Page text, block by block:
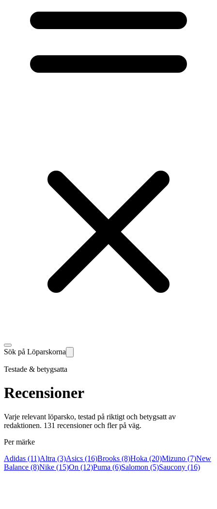
Sök på Löparskorna
Testade & betygsatta
Recensioner
Varje relevant löparsko, testad på riktigt och betygsatt av
redaktionen. 131 recensioner och fler på väg.
Per märke
Adidas (11)Altra (3)Asics (16)Brooks (8)Hoka (20)Mizuno (7)New
Balance (8)Nike (15)On (12)Puma (6)Salomon (5)Saucony (16)